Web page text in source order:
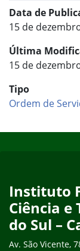
Data de
15 de
Última
15 de
Tipo
Ordem de
Instituto
Ciência e
do Sul –
Av. São Vicente,